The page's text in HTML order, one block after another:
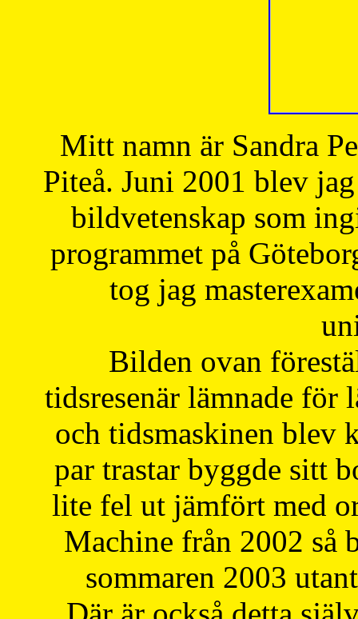
Mitt namn är Sandra
Piteå. Juni 2001 blev
bildvetenskap som
programmet på
tog jag
Bilden ovan
tidsresenär lämnade för
och tidsmaskinen blev
par trastar byggde sitt
lite fel ut jämfört med
Machine från 2002 så
sommaren 2003